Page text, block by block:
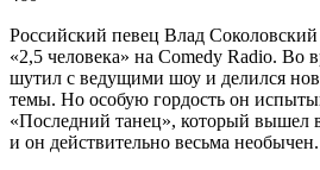
Российский певец Влад
«2,5 человека» на Comedy Radio. Во
шутил с ведущими шоу и делился
темы. Но особую гордость он
«Последний танец», который вышел
и он действительно весьма необычен.